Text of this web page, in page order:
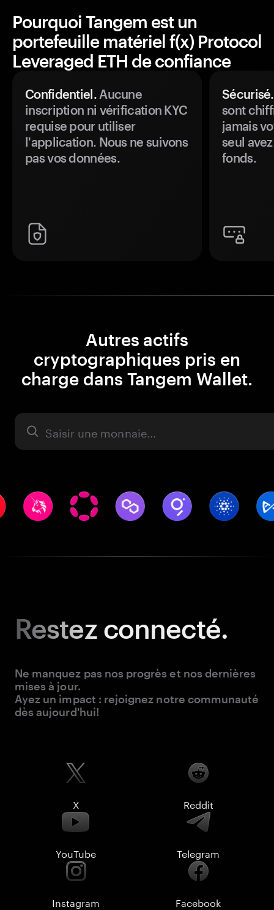
Pourquoi Tangem est un
portefeuille matériel f(x) Protocol
Leveraged ETH de confiance
Confidentiel.Aucune
inscription ni vérification KYC
requise pour utiliser
l'application. Nous ne suivons
pas vos données.
Sécurisé.
sont
jamais
seul
fonds.
Autres actifs
cryptographiques pris en
charge dans Tangem Wallet.
Actifs
Restezconnecté.
Ne manquez pas nos progrès et nos dernières
mises à jour.
Ayez un impact : rejoignez notre communauté
dès aujourd'hui!
X Reddit
YouTube Telegram
Instagram Facebook